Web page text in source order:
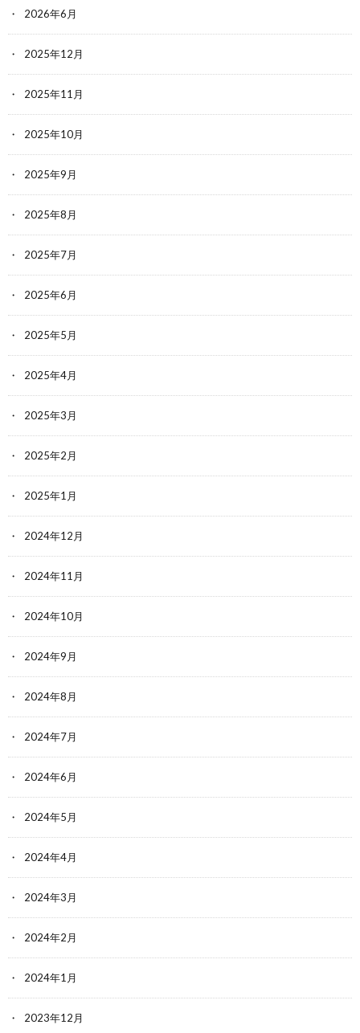
2026年6月
2025年12月
2025年11月
2025年10月
2025年9月
2025年8月
2025年7月
2025年6月
2025年5月
2025年4月
2025年3月
2025年2月
2025年1月
2024年12月
2024年11月
2024年10月
2024年9月
2024年8月
2024年7月
2024年6月
2024年5月
2024年4月
2024年3月
2024年2月
2024年1月
2023年12月